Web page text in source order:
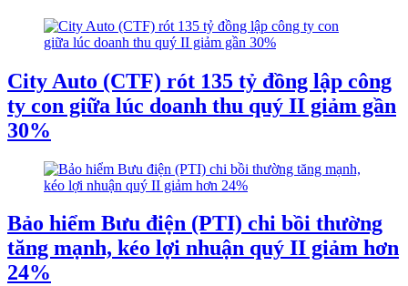
City Auto (CTF) rót 135 tỷ đồng lập công
ty con giữa lúc doanh thu quý II giảm gần
30%
Bảo hiểm Bưu điện (PTI) chi bồi thường
tăng mạnh, kéo lợi nhuận quý II giảm hơn
24%